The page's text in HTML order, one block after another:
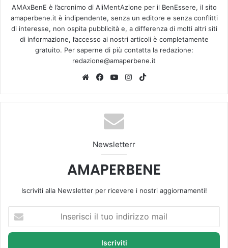
AMAxBenE è l’acronimo di AliMentAzione per il BenEssere, il sito
amaperbene.it è indipendente, senza un editore e senza conflitti
di interesse, non ospita pubblicità e, a differenza di molti altri siti
di informazione, l’accesso ai nostri articoli è completamente
gratuito. Per saperne di più contatta la redazione:
redazione@amaperbene.it
We
te
Fa
bo
ok
Yo
Tu
be
Ins
ra
k
Newsletterr
AMAPERBENE
Iscriviti alla Newsletter per ricevere i nostri aggiornamenti!
s